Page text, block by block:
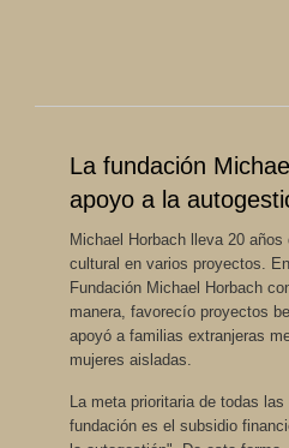
La fundación
apoyo a la
Michael Horbach lleva 20
cultural en varios proyectos.
Fundación Michael Horbach
manera, favorecío proyectos
apoyó a familias extranjeras
mujeres aisladas.
La meta prioritaria de todas
fundación es el subsidio